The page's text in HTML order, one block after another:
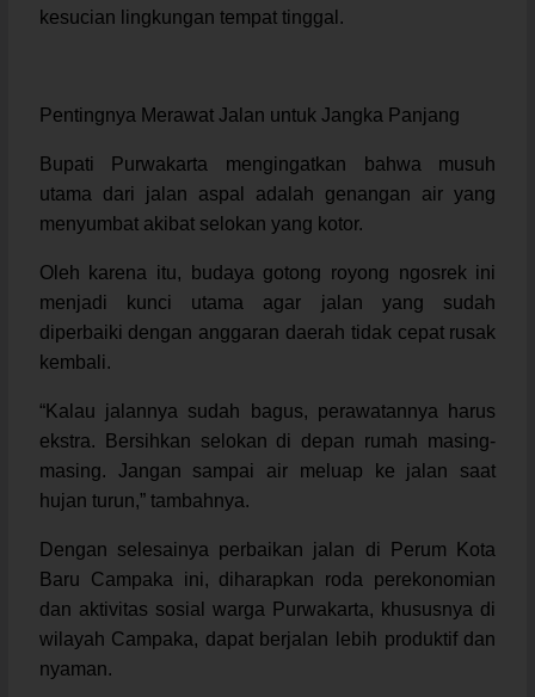
kesucian lingkungan tempat tinggal.
Pentingnya Merawat Jalan untuk Jangka Panjang
Bupati Purwakarta mengingatkan bahwa musuh
utama dari jalan aspal adalah genangan air yang
menyumbat akibat selokan yang kotor.
Oleh karena itu, budaya gotong royong ngosrek ini
menjadi kunci utama agar jalan yang sudah
diperbaiki dengan anggaran daerah tidak cepat rusak
kembali.
“Kalau jalannya sudah bagus, perawatannya harus
ekstra. Bersihkan selokan di depan rumah masing-
masing. Jangan sampai air meluap ke jalan saat
hujan turun,” tambahnya.
Dengan selesainya perbaikan jalan di Perum Kota
Baru Campaka ini, diharapkan roda perekonomian
dan aktivitas sosial warga Purwakarta, khususnya di
wilayah Campaka, dapat berjalan lebih produktif dan
nyaman.